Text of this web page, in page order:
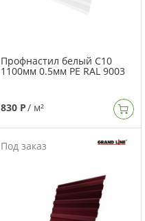
Профнастил белый C10
1100мм 0.5мм PE RAL 9003
830 Р/ м²
Под заказ